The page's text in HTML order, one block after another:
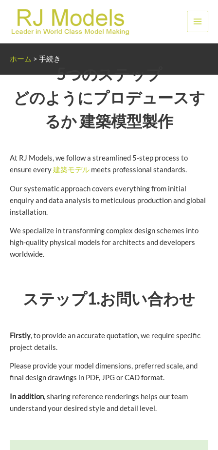
プ
メ
メ
ニ
ホーム > 手続き
5つのステップ
どのようにプロデュースす
るか建築模型製作
At RJ Models, we follow a streamlined 5-step process to
ensure every建築モデル meets professional standards.
Our systematic approach covers everything from initial
enquiry and data analysis to meticulous production and global
installation.
We specialize in transforming complex design schemes into
high-quality physical models for architects and developers
worldwide.
ステップ1.お問い合わせ
Firstly, to provide an accurate quotation, we require specific
project details.
Please provide your model dimensions, preferred scale, and
final design drawings in PDF, JPG or CAD format.
In addition, sharing reference renderings helps our team
understand your desired style and detail level.